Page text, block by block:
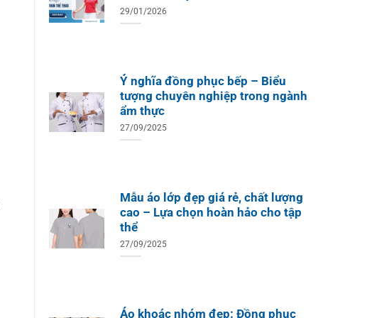
29/01/2026
Ý nghĩa đồng phục bếp – Biểu
tượng chuyên nghiệp trong ngành
ẩm thực
27/09/2025
Mẫu áo lớp đẹp giá rẻ, chất lượng
cao – Lựa chọn hoàn hảo cho tập
thể
27/09/2025
Áo khoác nhóm đẹp: Đồng phục